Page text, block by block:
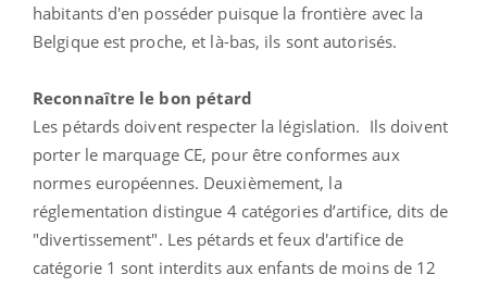
habitants d'en posséder puisque la frontière avec la
Belgique est proche, et là-bas, ils sont autorisés.
Reconnaître le bon pétard
Les pétards doivent respecter la législation. Ils doivent
porter le marquage CE, pour être conformes aux
normes européennes. Deuxièmement, la
réglementation distingue 4 catégories d’artifice, dits de
"divertissement". Les pétards et feux d'artifice de
catégorie 1 sont interdits aux enfants de moins de 12